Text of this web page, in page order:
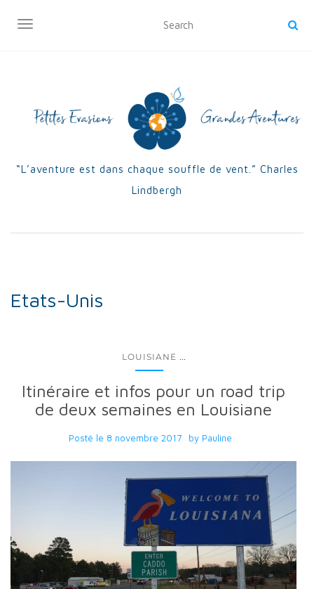
OUVRIR/FERMER LA NAVIGATION
“L’aventure est dans chaque souffle de vent.” Charles
Lindbergh
Etats-Unis
LOUISIANE
Itinéraire et infos pour un road trip
de deux semaines en Louisiane
Posté le 8 novembre 2017 by Pauline